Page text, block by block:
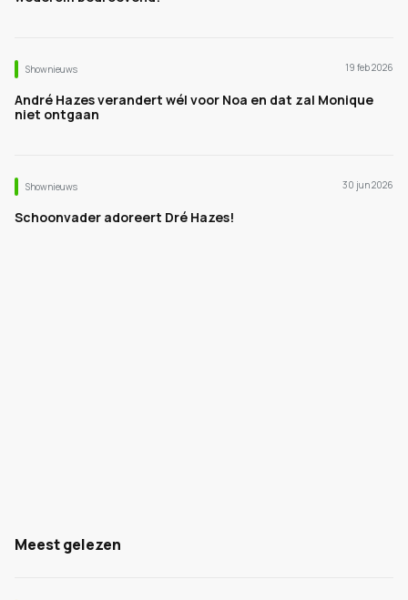
Shownieuws 19 feb 2026
André Hazes verandert wél voor Noa en dat zal Monique
niet ontgaan
Shownieuws 30 jun 2026
Schoonvader adoreert Dré Hazes!
Meest gelezen